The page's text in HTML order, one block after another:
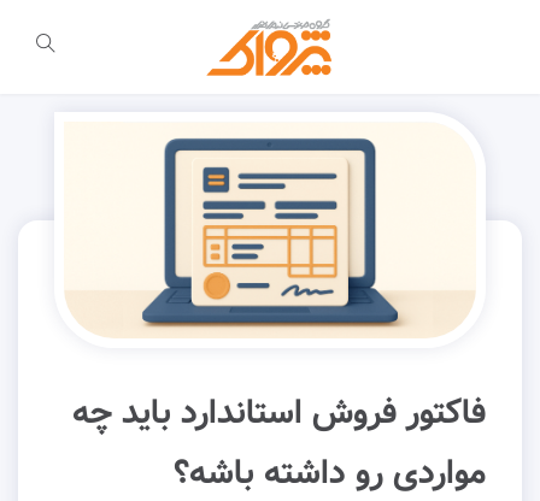
فاکتور فروش استاندارد باید چه
مواردی رو داشته باشه؟